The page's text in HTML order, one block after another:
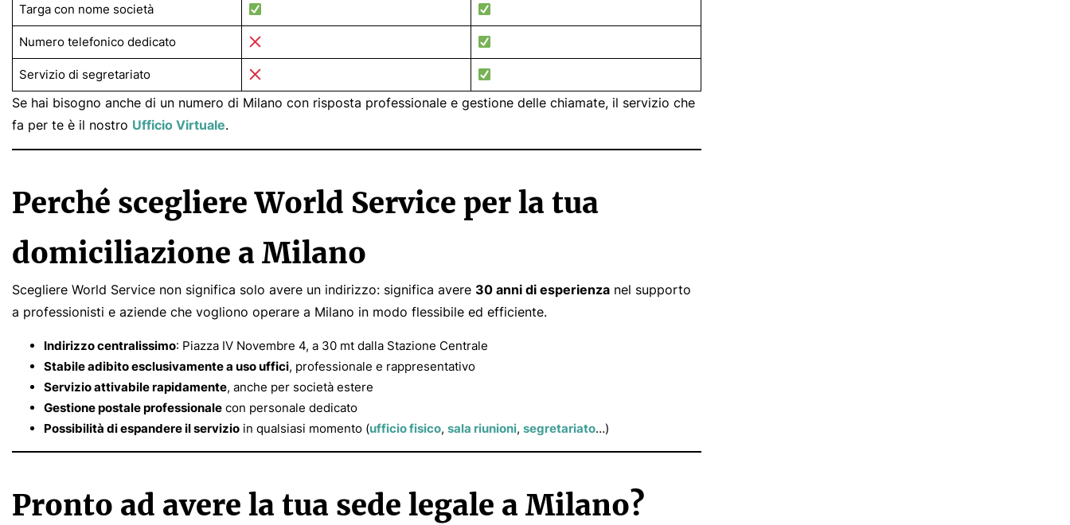
Targa con nome società
Numero telefonico dedicato
Servizio di segretariato
Se hai bisogno anche di un numero di Milano con risposta professionale e gestione delle chiamate, il servizio che
fa per te è il nostro Ufficio Virtuale.
Perché scegliere World Service per la tua
domiciliazione a Milano
Scegliere World Service non significa solo avere un indirizzo: significa avere 30 anni di esperienza nel supporto
a professionisti e aziende che vogliono operare a Milano in modo flessibile ed efficiente.
Indirizzo centralissimo: Piazza IV Novembre 4, a 30 mt dalla Stazione Centrale
Stabile adibito esclusivamente a uso uffici, professionale e rappresentativo
Servizio attivabile rapidamente, anche per società estere
Gestione postale professionale con personale dedicato
Possibilità di espandere il servizio in qualsiasi momento (ufficio fisico, sala riunioni, segretariato…)
Pronto ad avere la tua sede legale a Milano?